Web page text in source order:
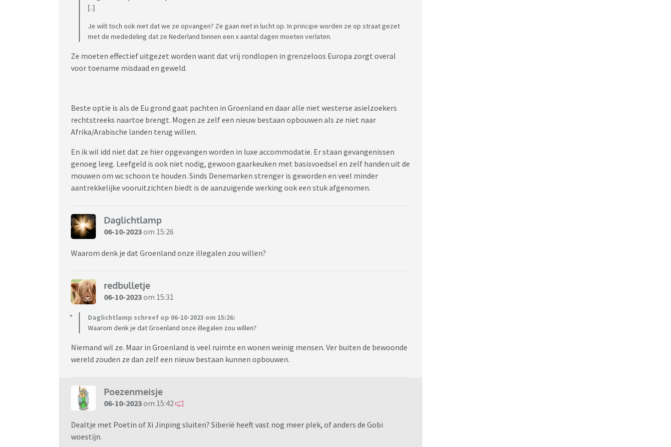
[..]
Je wilt toch ook niet dat we ze opvangen? Ze gaan niet in lucht op. In principe worden ze op straat gezet
met de mededeling dat ze Nederland binnen een x aantal dagen moeten verlaten.
Ze moeten effectief uitgezet worden want dat vrij rondlopen in grenzeloos Europa zorgt overal
voor toename misdaad en geweld.
Beste optie is als de Eu grond gaat pachten in Groenland en daar alle niet westerse asielzoekers
rechtstreeks naartoe brengt. Mogen ze zelf een nieuw bestaan opbouwen als ze niet naar
Afrika/Arabische landen terug willen.
En ik wil idd niet dat ze hier opgevangen worden in luxe accommodatie. Er staan gevangenissen
genoeg leeg. Leefgeld is ook niet nodig, gewoon gaarkeuken met basisvoedsel en zelf handen uit de
mouwen om wc schoon te houden. Sinds Denemarken strenger is geworden en veel minder
aantrekkelijke vooruitzichten biedt is de aanzuigende werking ook een stuk afgenomen.
Daglichtlamp
06-10-2023om 15:26
Waarom denk je dat Groenland onze illegalen zou willen?
redbulletje
06-10-2023om 15:31
Daglichtlamp schreef op 06-10-2023 om 15:26:
Waarom denk je dat Groenland onze illegalen zou willen?
Niemand wil ze. Maar in Groenland is veel ruimte en wonen weinig mensen. Ver buiten de bewoonde
wereld zouden ze dan zelf een nieuw bestaan kunnen opbouwen.
Poezenmeisje
06-10-2023om 15:42
Dealtje met Poetin of Xi Jinping sluiten? Siberië heeft vast nog meer plek, of anders de Gobi
woestijn.